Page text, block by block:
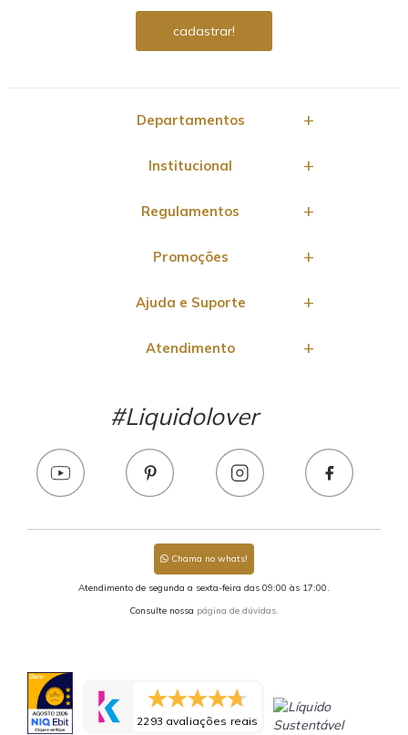
Departamentos
Institucional
Regulamentos
Promoções
Ajuda e Suporte
Atendimento
#Liquidolover
Chama no whats!
Atendimento de segunda a sexta-feira das 09:00 às 17:00.
Consulte nossa página de dúvidas.
2293 avaliações reais